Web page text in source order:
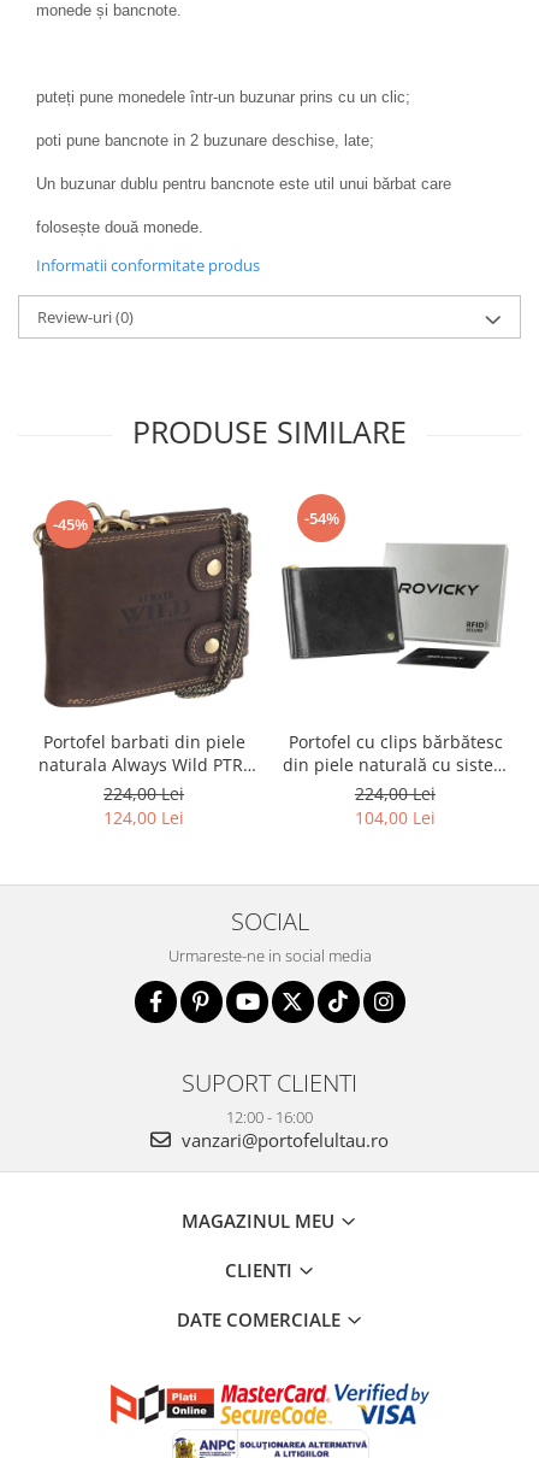
monede și bancnote.
puteți pune monedele într-un buzunar prins cu un clic;
poti pune bancnote in 2 buzunare deschise, late;
Un buzunar dublu pentru bancnote este util unui bărbat care
folosește două monede.
Informatii conformitate produs
Review-uri(0)
PRODUSE SIMILARE
-45%
Portofel barbati din piele
naturala Always Wild PTR-
2900-BIC
224,00 Lei
124,00 Lei
-54%
Portofel cu clips bărbătesc
din piele naturală cu sistem
RFID - Rovicky PTR-N1908-
RVT-9799 BLACK
224,00 Lei
104,00 Lei
SOCIAL
Urmareste-ne in social media
SUPORT CLIENTI
12:00 - 16:00
vanzari@portofelultau.ro
MAGAZINUL MEU
CLIENTI
DATE COMERCIALE